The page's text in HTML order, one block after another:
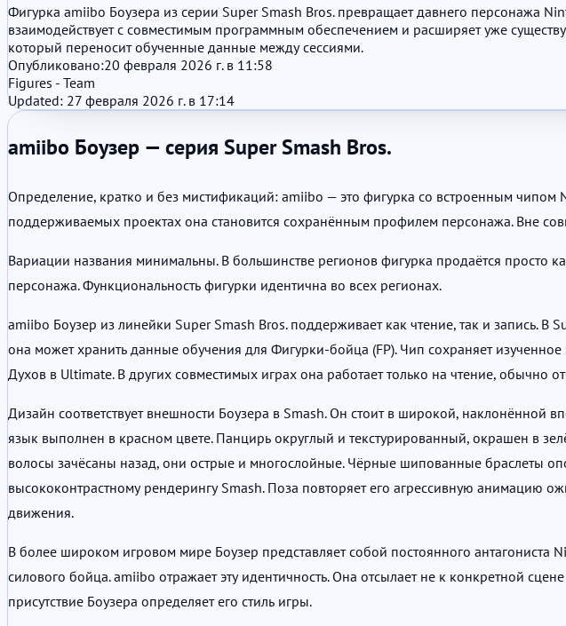
Фигурка amiibo Боузера из серии Super Smash Bros. превращает давнего персонажа
взаимодействует с совместимым программным обеспечением и расширяет уже
который переносит обученные данные между сессиями.
Опубликовано:20 февраля 2026 г. в 11:58
Figures - Team
Updated: 27 февраля 2026 г. в 17:14
amiibo Боузер — серия Super Smash Bros.
Определение, кратко и без мистификаций: amiibo — это фигурка со встроенным чипом
поддерживаемых проектах она становится сохранённым профилем персонажа. Вне
Вариации названия минимальны. В большинстве регионов фигурка продаётся просто
персонажа. Функциональность фигурки идентична во всех регионах.
amiibo Боузер из линейки Super Smash Bros. поддерживает как чтение, так и запись.
она может хранить данные обучения для Фигурки-бойца (FP). Чип сохраняет
Духов в Ultimate. В других совместимых играх она работает только на чтение, обычно
Дизайн соответствует внешности Боузера в Smash. Он стоит в широкой, наклонённой
язык выполнен в красном цвете. Панцирь округлый и текстурированный, окрашен в
волосы зачёсаны назад, они острые и многослойные. Чёрные шипованные браслеты
высококонтрастному рендерингу Smash. Поза повторяет его агрессивную анимацию
движения.
В более широком игровом мире Боузер представляет собой постоянного антагониста
силового бойца. amiibo отражает эту идентичность. Она отсылает не к конкретной
присутствие Боузера определяет его стиль игры.